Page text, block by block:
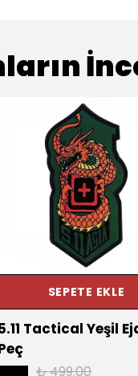
SEPETE EKLE
Tactical Yeşil
₺ 499.00